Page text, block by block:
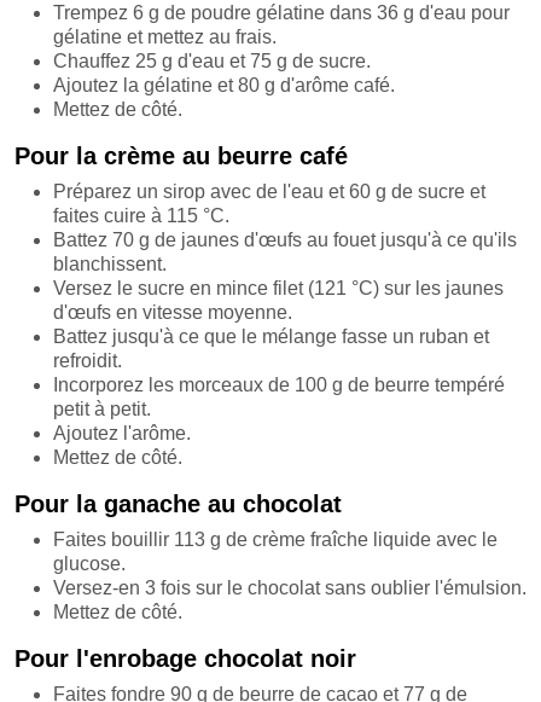
Trempez 6 g de poudre gélatine dans 36 g d'eau pour
gélatine et mettez au frais.
Chauffez 25 g d'eau et 75 g de sucre.
Ajoutez la gélatine et 80 g d'arôme café.
Mettez de côté.
Pour la crème au beurre café
Préparez un sirop avec de l'eau et 60 g de sucre et
faites cuire à 115 °C.
Battez 70 g de jaunes d'œufs au fouet jusqu'à ce qu'ils
blanchissent.
Versez le sucre en mince filet (121 °C) sur les jaunes
d'œufs en vitesse moyenne.
Battez jusqu'à ce que le mélange fasse un ruban et
refroidit.
Incorporez les morceaux de 100 g de beurre tempéré
petit à petit.
Ajoutez l'arôme.
Mettez de côté.
Pour la ganache au chocolat
Faites bouillir 113 g de crème fraîche liquide avec le
glucose.
Versez-en 3 fois sur le chocolat sans oublier l'émulsion.
Mettez de côté.
Pour l'enrobage chocolat noir
Faites fondre 90 g de beurre de cacao et 77 g de